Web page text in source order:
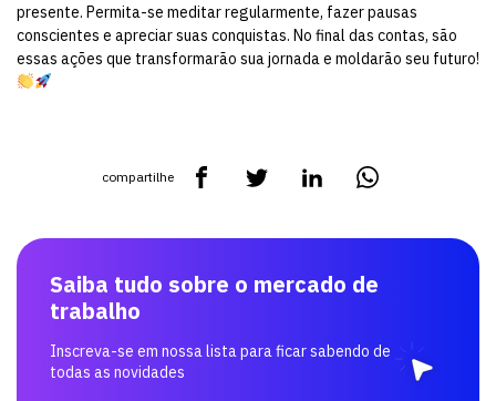
presente. Permita-se meditar regularmente, fazer pausas
conscientes e apreciar suas conquistas. No final das contas, são
essas ações que transformarão sua jornada e moldarão seu futuro!
compartilhe
Saiba tudo sobre o mercado de
trabalho
Inscreva-se em nossa lista para ficar sabendo de
todas as novidades